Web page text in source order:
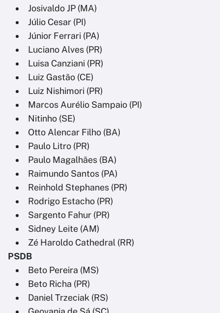
Josivaldo JP (MA)
Júlio Cesar (PI)
Júnior Ferrari (PA)
Luciano Alves (PR)
Luisa Canziani (PR)
Luiz Gastão (CE)
Luiz Nishimori (PR)
Marcos Aurélio Sampaio (PI)
Nitinho (SE)
Otto Alencar Filho (BA)
Paulo Litro (PR)
Paulo Magalhães (BA)
Raimundo Santos (PA)
Reinhold Stephanes (PR)
Rodrigo Estacho (PR)
Sargento Fahur (PR)
Sidney Leite (AM)
Zé Haroldo Cathedral (RR)
PSDB
Beto Pereira (MS)
Beto Richa (PR)
Daniel Trzeciak (RS)